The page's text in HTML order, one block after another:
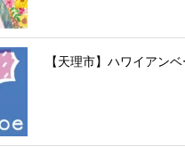
【天理市】ハワイアン